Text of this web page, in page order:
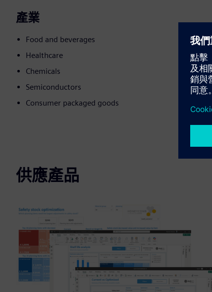
產業
Food and beverages
Healthcare
Chemicals
Semiconductors
Consumer packaged goods
供應產品